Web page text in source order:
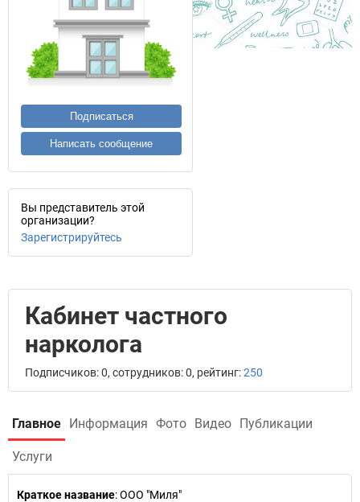
Подписаться
Написать сообщение
Вы представитель этой
организации?
Зарегистрируйтесь
Кабинет частного
нарколога
Подписчиков: 0, сотрудников: 0, рейтинг:250
Главное Информация Фото Видео Публикации
Услуги
Краткое название:ООО "Миля"